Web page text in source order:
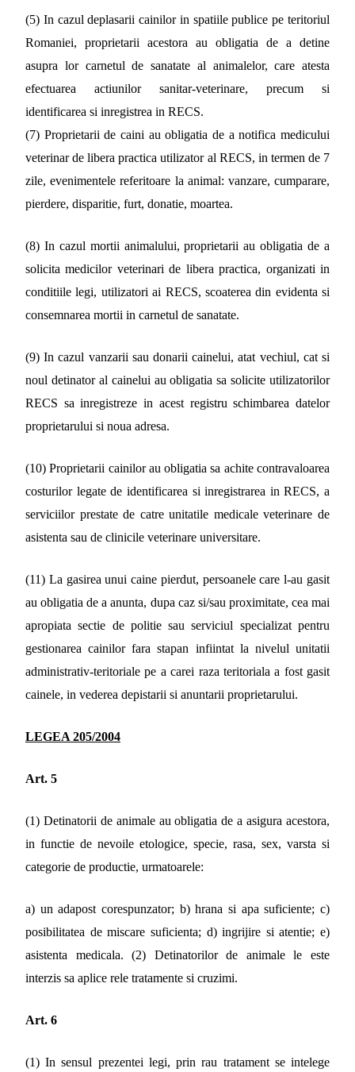
(5) In cazul deplasarii cainilor in spatiile publice pe teritoriul
Romaniei, proprietarii acestora au obligatia de a detine
asupra lor carnetul de sanatate al animalelor, care atesta
efectuarea actiunilor sanitar-veterinare, precum si
identificarea si inregistrea in RECS.
(7) Proprietarii de caini au obligatia de a notifica medicului
veterinar de libera practica utilizator al RECS, in termen de 7
zile, evenimentele referitoare la animal: vanzare, cumparare,
pierdere, disparitie, furt, donatie, moartea.
(8) In cazul mortii animalului, proprietarii au obligatia de a
solicita medicilor veterinari de libera practica, organizati in
conditiile legi, utilizatori ai RECS, scoaterea din evidenta si
consemnarea mortii in carnetul de sanatate.
(9) In cazul vanzarii sau donarii cainelui, atat vechiul, cat si
noul detinator al cainelui au obligatia sa solicite utilizatorilor
RECS sa inregistreze in acest registru schimbarea datelor
proprietarului si noua adresa.
(10) Proprietarii cainilor au obligatia sa achite contravaloarea
costurilor legate de identificarea si inregistrarea in RECS, a
serviciilor prestate de catre unitatile medicale veterinare de
asistenta sau de clinicile veterinare universitare.
(11) La gasirea unui caine pierdut, persoanele care l-au gasit
au obligatia de a anunta, dupa caz si/sau proximitate, cea mai
apropiata sectie de politie sau serviciul specializat pentru
gestionarea cainilor fara stapan infiintat la nivelul unitatii
administrativ-teritoriale pe a carei raza teritoriala a fost gasit
cainele, in vederea depistarii si anuntarii proprietarului.
LEGEA 205/2004
Art. 5
(1) Detinatorii de animale au obligatia de a asigura acestora,
in functie de nevoile etologice, specie, rasa, sex, varsta si
categorie de productie, urmatoarele:
a) un adapost corespunzator; b) hrana si apa suficiente; c)
posibilitatea de miscare suficienta; d) ingrijire si atentie; e)
asistenta medicala. (2) Detinatorilor de animale le este
interzis sa aplice rele tratamente si cruzimi.
Art. 6
(1) In sensul prezentei legi, prin rau tratament se intelege